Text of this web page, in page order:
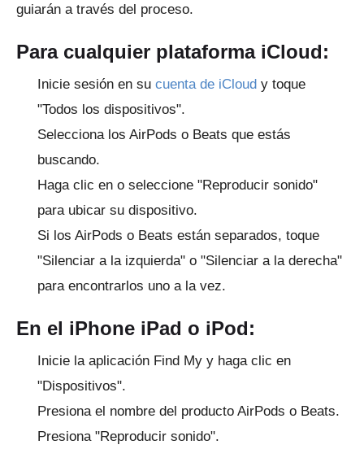
guiarán a través del proceso.
Para cualquier plataforma iCloud:
Inicie sesión en su cuenta de iCloud y toque
"Todos los dispositivos".
Selecciona los AirPods o Beats que estás
buscando.
Haga clic en o seleccione "Reproducir sonido"
para ubicar su dispositivo.
Si los AirPods o Beats están separados, toque
"Silenciar a la izquierda" o "Silenciar a la derecha"
para encontrarlos uno a la vez.
En el iPhone iPad o iPod:
Inicie la aplicación Find My y haga clic en
"Dispositivos".
Presiona el nombre del producto AirPods o Beats.
Presiona "Reproducir sonido".